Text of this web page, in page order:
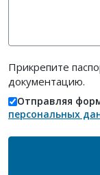
Прикрепите
документацию.
Отправляя
персональных